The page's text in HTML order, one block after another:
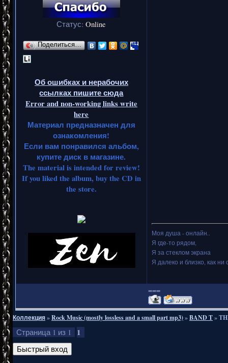
Статус:Online
Поделиться…
Об ошибках и нерабочих
ссылках пишите сюда
Error and non-working links write
here
Материал предназначен для
ознакомления!
Если вам понравился альбом,
купите диск в магазине.
The material is intended for review!
If you liked the album, buy the CD in
the store.
Моя душа - онлайн..
Я где-то рядом,
Я за стеклом экрана
Я далеко и близко, как ни
===
Коллекция»Rock Music (mostly lossless and a small part mp3)»BAND T»
Страница 1 из 1 1